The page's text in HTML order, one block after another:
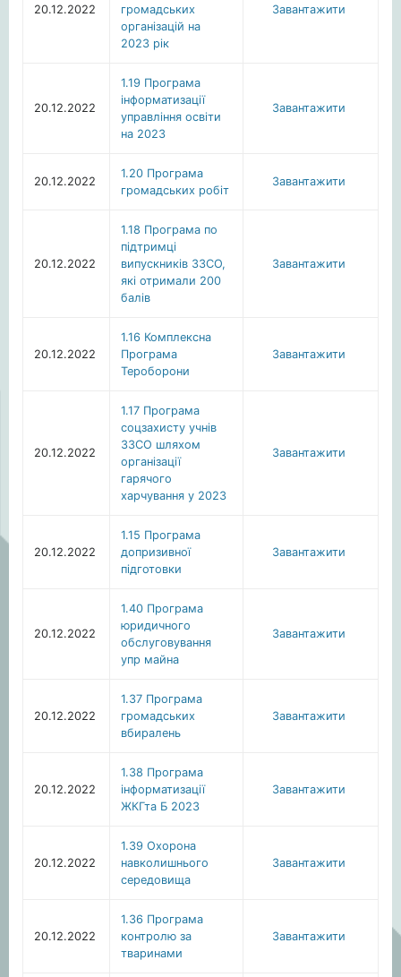
20.12.2022
громадських
організацій на
2023 рік
Завантажити
20.12.2022
1.19 Програма
інформатизації
управління освіти
на 2023
Завантажити
20.12.2022
1.20 Програма
громадських робіт
Завантажити
20.12.2022
1.18 Програма по
підтримці
випускників ЗЗСО,
які отримали 200
балів
Завантажити
20.12.2022
1.16 Комплексна
Програма
Тероборони
Завантажити
20.12.2022
1.17 Програма
соцзахисту учнів
ЗЗСО шляхом
організації
гарячого
харчування у 2023
Завантажити
20.12.2022
1.15 Програма
допризивної
підготовки
Завантажити
20.12.2022
1.40 Програма
юридичного
обслуговування
упр майна
Завантажити
20.12.2022
1.37 Програма
громадських
вбиралень
Завантажити
20.12.2022
1.38 Програма
інформатизації
ЖКГта Б 2023
Завантажити
20.12.2022
1.39 Охорона
навколишнього
середовища
Завантажити
20.12.2022
1.36 Програма
контролю за
тваринами
Завантажити